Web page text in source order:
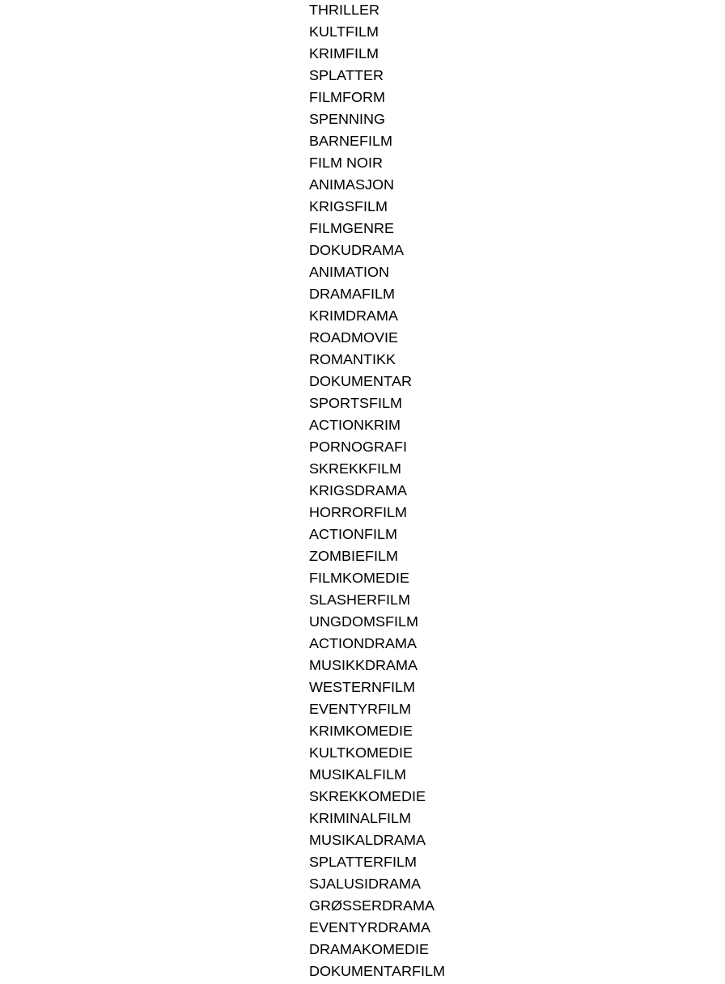
THRILLER
KULTFILM
KRIMFILM
SPLATTER
FILMFORM
SPENNING
BARNEFILM
FILM NOIR
ANIMASJON
KRIGSFILM
FILMGENRE
DOKUDRAMA
ANIMATION
DRAMAFILM
KRIMDRAMA
ROADMOVIE
ROMANTIKK
DOKUMENTAR
SPORTSFILM
ACTIONKRIM
PORNOGRAFI
SKREKKFILM
KRIGSDRAMA
HORRORFILM
ACTIONFILM
ZOMBIEFILM
FILMKOMEDIE
SLASHERFILM
UNGDOMSFILM
ACTIONDRAMA
MUSIKKDRAMA
WESTERNFILM
EVENTYRFILM
KRIMKOMEDIE
KULTKOMEDIE
MUSIKALFILM
SKREKKOMEDIE
KRIMINALFILM
MUSIKALDRAMA
SPLATTERFILM
SJALUSIDRAMA
GRØSSERDRAMA
EVENTYRDRAMA
DRAMAKOMEDIE
DOKUMENTARFILM